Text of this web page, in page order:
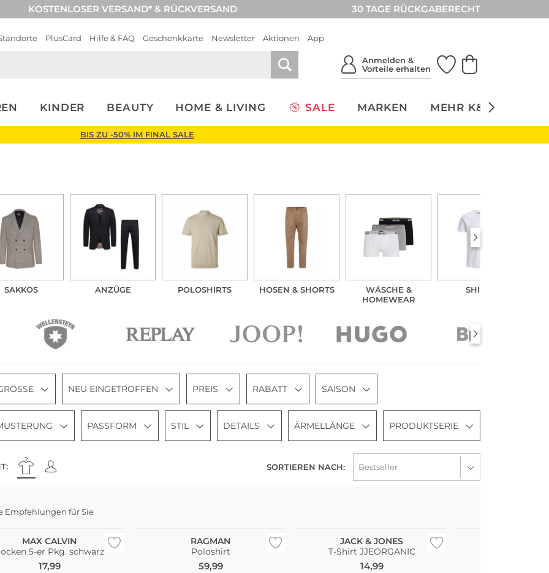
KOSTENLOSER VERSAND* & RÜCKVERSAND 30 TAGE RÜCKGABERECHT
PlusCard Hilfe & FAQ Geschenkkarte Newsletter Aktionen App
Anmelden &
Vorteile erhalten
KINDER BEAUTY HOME & LIVING SALE MARKEN MEHR K&Ö
BIS ZU -50% IM FINAL SALE
SAKKOS ANZÜGE POLOSHIRTS HOSEN & SHORTS
WÄSCHE &
HOMEWEAR
SHIRTS
NEU EINGETROFFEN PREIS RABATT SAISON
PASSFORM STIL DETAILS ÄRMELLÄNGE PRODUKTSERIE
SORTIEREN NACH:
Empfehlungen für Sie
Größen
MAX CALVIN
5-er Pkg. schwarz
17,99
RAGMAN
Poloshirt
59,99
JACK & JONES
T-Shirt JJEORGANIC
14,99